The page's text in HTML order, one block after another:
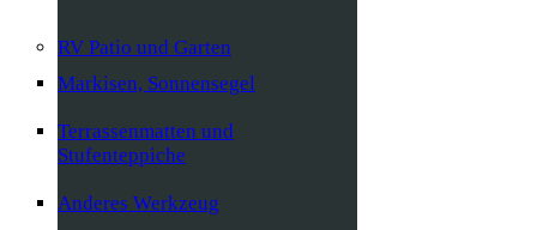
RV Patio und Garten
Markisen, Sonnensegel
Terrassenmatten und
Stufenteppiche
Anderes Werkzeug